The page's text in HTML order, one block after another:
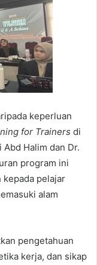
keperluan
for Trainers di
Halim dan Dr.
program ini
pelajar
alam
pengetahuan
kerja, dan sikap